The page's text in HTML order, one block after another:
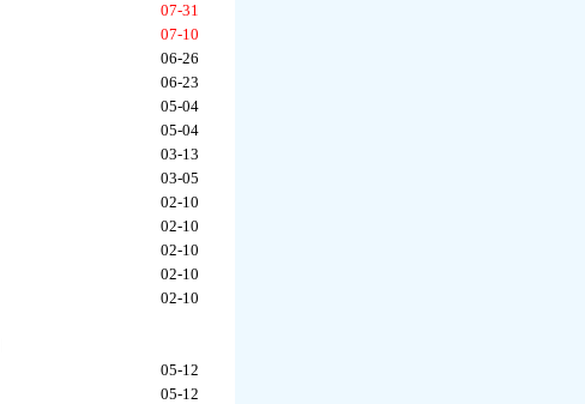
07-31
07-10
06-26
06-23
05-04
05-04
03-13
03-05
02-10
02-10
02-10
02-10
02-10
05-12
05-12